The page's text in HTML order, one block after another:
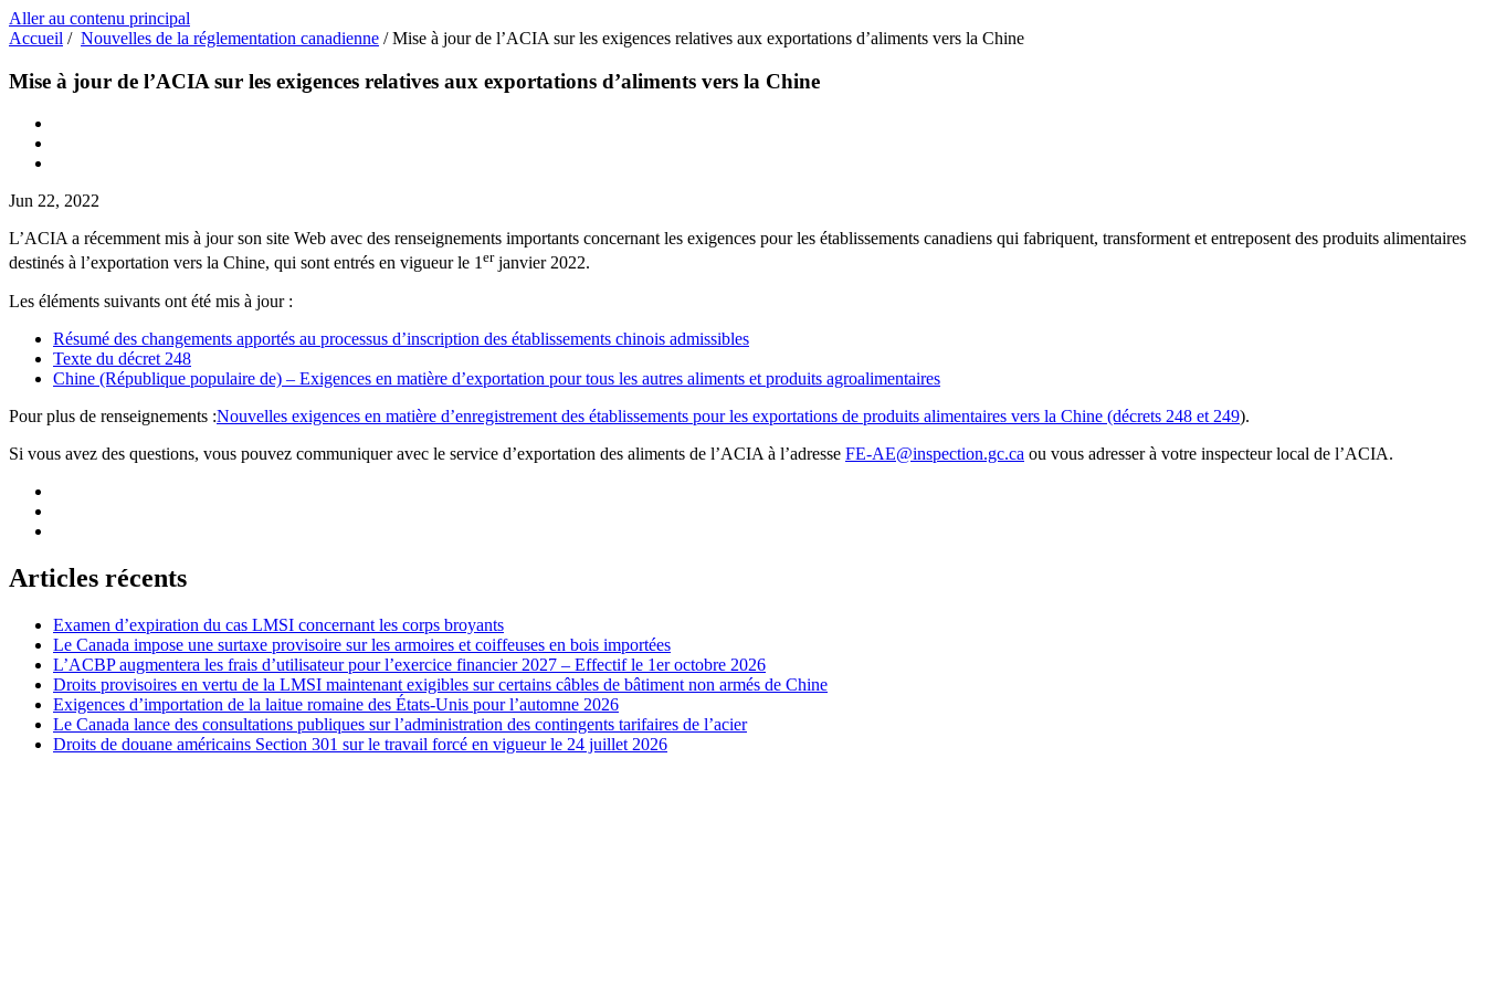
Aller au contenu principal
Accueil / Nouvelles de la réglementation canadienne /Mise à jour de l’ACIA sur les exigences relatives aux exportations d’aliments vers la Chine
Mise à jour de l’ACIA sur les exigences relatives aux exportations d’aliments vers la Chine
Jun 22, 2022
L’ACIA a récemment mis à jour son site Web avec des renseignements importants concernant les exigences pour les établissements canadiens qui fabriquent, transforment et entreposent des produits alimentaires
destinés à l’exportation vers la Chine, qui sont entrés en vigueur le 1erjanvier 2022.
Les éléments suivants ont été mis à jour :
Résumé des changements apportés au processus d’inscription des établissements chinois admissibles
Texte du décret 248
Chine (République populaire de) – Exigences en matière d’exportation pour tous les autres aliments et produits agroalimentaires
Pour plus de renseignements :Nouvelles exigences en matière d’enregistrement des établissements pour les exportations de produits alimentaires vers la Chine (décrets 248 et 249).
Si vous avez des questions, vous pouvez communiquer avec le service d’exportation des aliments de l’ACIA à l’adresse FE-AE@inspection.gc.ca ou vous adresser à votre inspecteur local de l’ACIA.
Articles récents
Examen d’expiration du cas LMSI concernant les corps broyants
Le Canada impose une surtaxe provisoire sur les armoires et coiffeuses en bois importées
L’ACBP augmentera les frais d’utilisateur pour l’exercice financier 2027 – Effectif le 1er octobre 2026
Droits provisoires en vertu de la LMSI maintenant exigibles sur certains câbles de bâtiment non armés de Chine
Exigences d’importation de la laitue romaine des États-Unis pour l’automne 2026
Le Canada lance des consultations publiques sur l’administration des contingents tarifaires de l’acier
Droits de douane américains Section 301 sur le travail forcé en vigueur le 24 juillet 2026